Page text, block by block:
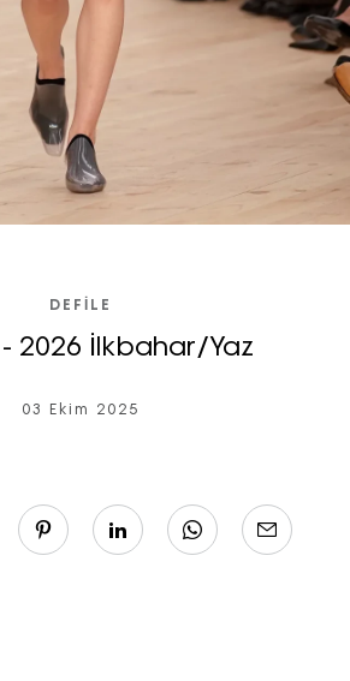
DEFILE
2026 İlkbahar/Yaz
03 Ekim 2025